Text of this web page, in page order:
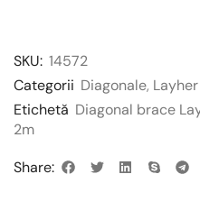
SKU: 14572
Categorii Diagonale, Layher
Etichetă Diagonal brace
2m
Share: